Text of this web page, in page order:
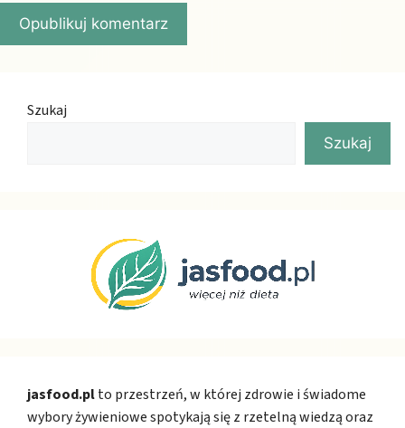
Szukaj
Szukaj
jasfood.plto przestrzeń, w której zdrowie i świadome
wybory żywieniowe spotykają się z rzetelną wiedzą oraz